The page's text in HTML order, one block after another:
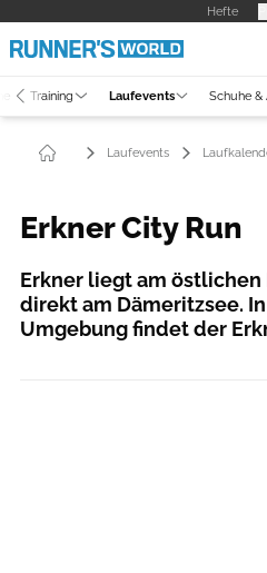
Hefte
Training Laufevents Schuhe &
Laufevents
Erkner City Run
Erkner liegt am östlichen
direkt am Dämeritzsee.
Umgebung findet der